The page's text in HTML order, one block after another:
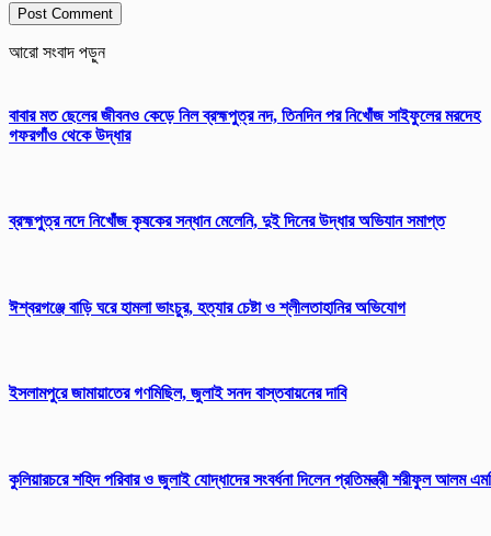
আরো সংবাদ পড়ুন
বাবার মত ছেলের জীবনও কেড়ে নিল ব্রহ্মপুত্র নদ, তিনদিন পর নিখোঁজ সাইফুলের মরদেহ
গফরগাঁও থেকে উদ্ধার
ব্রহ্মপুত্র নদে নিখোঁজ কৃষকের সন্ধান মেলেনি, দুই দিনের উদ্ধার অভিযান সমাপ্ত
ঈশ্বরগঞ্জে বাড়ি ঘরে হামলা ভাংচুর, হত্যার চেষ্টা ও শ্লীলতাহানির অভিযোগ
ইসলামপুরে জামায়াতের গণমিছিল, জুলাই সনদ বাস্তবায়নের দাবি
কুলিয়ারচরে শহিদ পরিবার ও জুলাই যোদ্ধাদের সংবর্ধনা দিলেন প্রতিমন্ত্রী শরীফুল আলম